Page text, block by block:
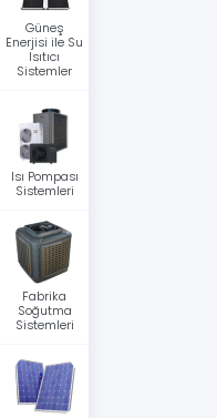
Güneş
Enerjisi ile Su
Isıtıcı
Sistemler
Isı Pompası
Sistemleri
Fabrika
Soğutma
Sistemleri